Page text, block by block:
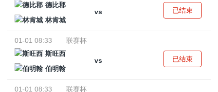
德比郡
vs
林肯城
已结束
01-01 08:33
联赛杯
斯旺西
vs
伯明翰
已结束
01-01 08:33
联赛杯